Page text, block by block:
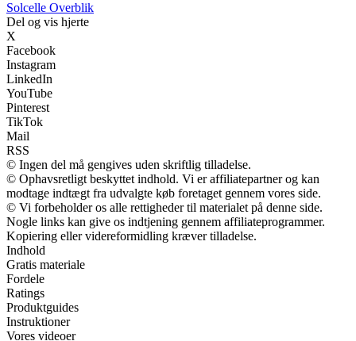
Solcelle Overblik
Del og vis hjerte
X
Facebook
Instagram
LinkedIn
YouTube
Pinterest
TikTok
Mail
RSS
© Ingen del må gengives uden skriftlig tilladelse.
© Ophavsretligt beskyttet indhold. Vi er affiliatepartner og kan
modtage indtægt fra udvalgte køb foretaget gennem vores side.
© Vi forbeholder os alle rettigheder til materialet på denne side.
Nogle links kan give os indtjening gennem affiliateprogrammer.
Kopiering eller videreformidling kræver tilladelse.
Indhold
Gratis materiale
Fordele
Ratings
Produktguides
Instruktioner
Vores videoer